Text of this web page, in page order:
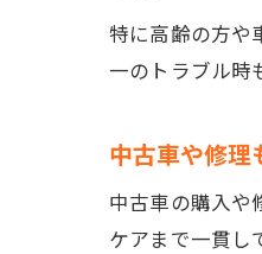
特に高齢の方や
一のトラブル時
中古車や修理
中古車の購入や
ケアまで一貫し